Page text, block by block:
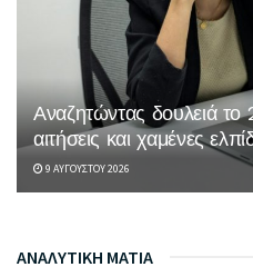
Αναζητώντας δουλειά το
αιτήσεις και χαμένες
9 ΑΥΓΟΎΣΤΟΥ 2026
ΑΝΑΛΥΤΙΚΗ ΜΑΤΙΑ